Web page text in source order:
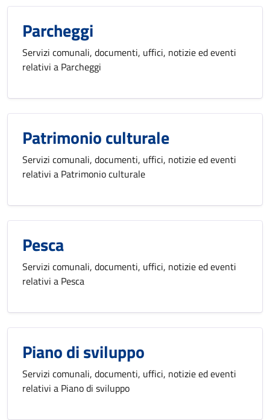
Parcheggi
Servizi comunali, documenti, uffici, notizie ed eventi
relativi a Parcheggi
Patrimonio culturale
Servizi comunali, documenti, uffici, notizie ed eventi
relativi a Patrimonio culturale
Pesca
Servizi comunali, documenti, uffici, notizie ed eventi
relativi a Pesca
Piano di sviluppo
Servizi comunali, documenti, uffici, notizie ed eventi
relativi a Piano di sviluppo